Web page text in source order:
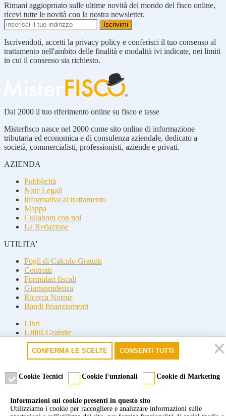
Rimani aggioprnato sulle ultime novità del mondo del fisco online,
ricevi tutte le novità con la nostra newsletter.
Iscrivendoti, accetti la privacy policy e conferisci il tuo consenso al
trattamento nell'ambito delle finalità e modalità ivi indicate, nei limiti
in cui il consenso sia richiesto.
Dal 2000 il tuo riferimento online su fisco e tasse
Misterfisco nasce nel 2000 come sito online di informazione
tributaria ed economica e di consulenza aziendale, dedicato a
società, commercialisti, professionisti, aziende e privati.
AZIENDA
Pubblicità
Note Legali
Informativa al trattamento
Mappa
Collabora con noi
La Redazione
UTILITA'
Fogli di Calcolo Gratuiti
Contratti
Formulari fiscali
Giurisprudenza
Ricerca Norme
Bandi finanziamenti
Libri
Utilità Gratuite
Guide fiscali
Seguici
Seguici
riproduzione parziale.
Marchio registrato dello Studio Commercialista Di Michele di Roma
CONFERMA LE SCELTE CONSENTI TUTTI
Cookie Tecnici Cookie Funzionali Cookie di Marketing
Informazioni sui cookie presenti in questo sito
Utilizziamo i cookie per raccogliere e analizzare informazioni sulle